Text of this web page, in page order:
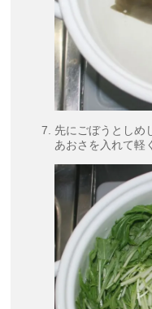
先にごぼうとしめ
あおさを入れて軽